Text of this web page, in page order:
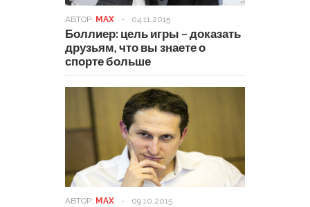
АВТОР: MAX - 04.11.2015
Боллиер: цель игры – доказать
друзьям, что вы знаете о
спорте больше
АВТОР: MAX - 09.10.2015